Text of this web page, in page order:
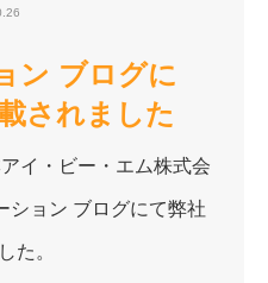
ン ブログに
されました
イ・ビー・エム株式会
ション ブログにて弊社
た。